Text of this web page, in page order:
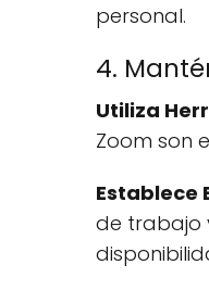
personal.
4.
Utiliza
Zoom son
Establece
de trabajo